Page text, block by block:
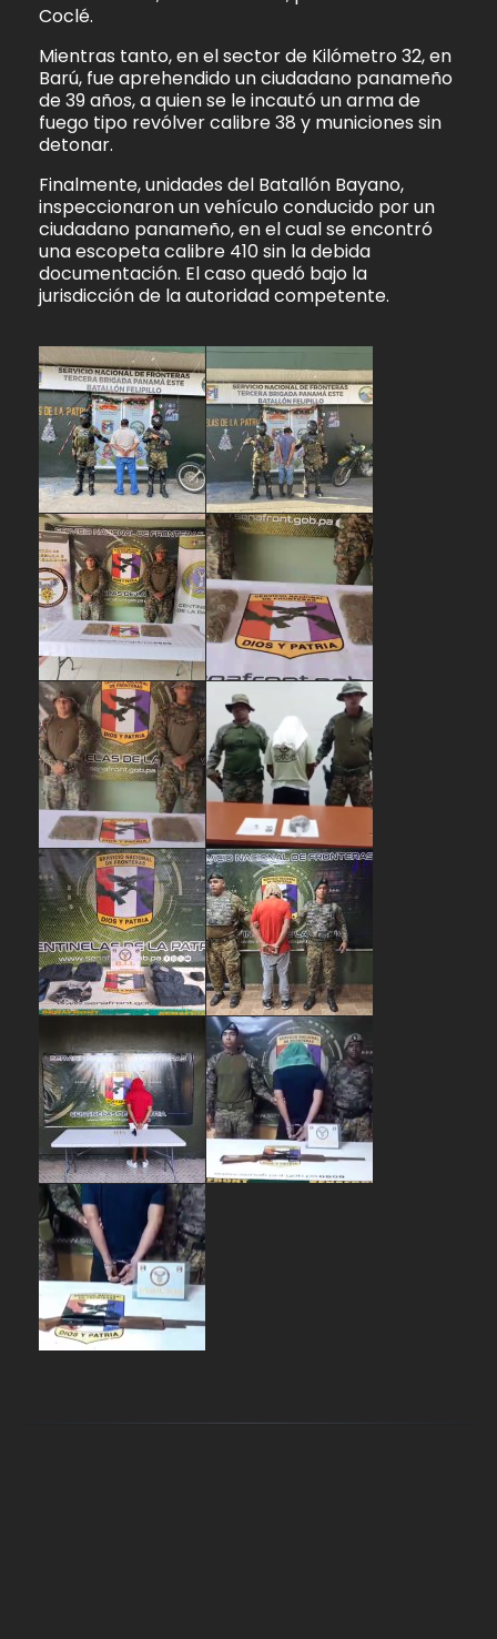
Coclé.
Mientras tanto, en el sector de Kilómetro 32, en
Barú, fue aprehendido un ciudadano panameño
de 39 años, a quien se le incautó un arma de
fuego tipo revólver calibre 38 y municiones sin
detonar.
Finalmente, unidades del Batallón Bayano,
inspeccionaron un vehículo conducido por un
ciudadano panameño, en el cual se encontró
una escopeta calibre 410 sin la debida
documentación. El caso quedó bajo la
jurisdicción de la autoridad competente.